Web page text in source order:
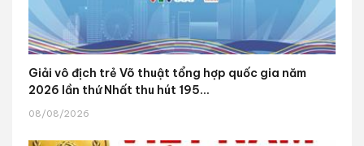
Giải vô địch trẻ Võ thuật tổng hợp quốc gia năm
2026 lần thứ Nhất thu hút 195...
08/08/2026